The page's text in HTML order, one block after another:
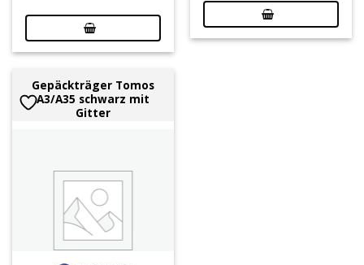
Gepäckträger Tomos
A3/A35 schwarz mit
Gitter